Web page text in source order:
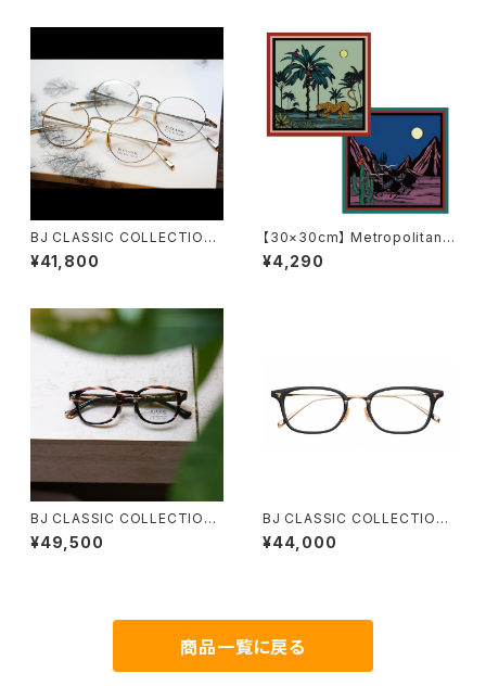
BJ CLASSIC COLLECTION
PREM-114NT ボストン BJクラ
シック
¥41,800
【30×30cm】 Metropolitan
Crossbottle メトロポリタンク
ロスボトル MCB351 / Descan
¥4,290
BJ CLASSIC COLLECTION
CE-551MP BJクラシック セル
ロイド 44 47 50
¥49,500
BJ CLASSIC COLLECTION
COM-545NT BJクラシック 51
サイズ 53サイズ
¥44,000
商品一覧に戻る